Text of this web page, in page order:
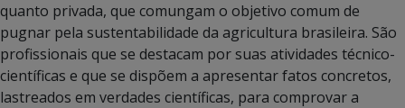
quanto privada, que comungam o objetivo comum de
pugnar pela sustentabilidade da agricultura brasileira. São
profissionais que se destacam por suas atividades técnico-
científicas e que se dispõem a apresentar fatos concretos,
lastreados em verdades científicas, para comprovar a